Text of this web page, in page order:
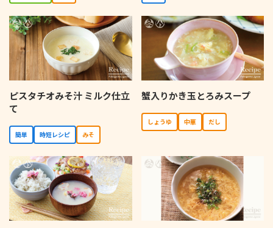
ピスタチオみそ汁 ミルク仕立
て
簡単 時短レシピ みそ
蟹入りかき玉とろみスープ
しょうゆ 中華 だし